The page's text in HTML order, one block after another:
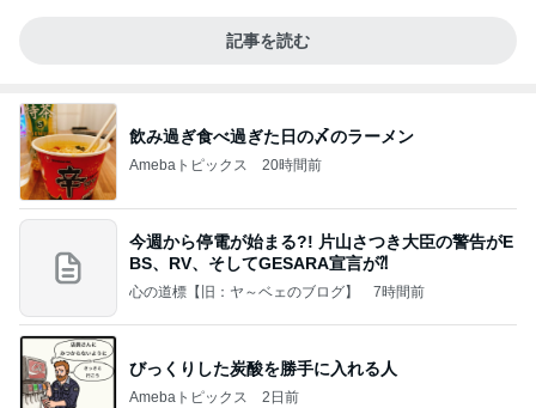
記事を読む
飲み過ぎ食べ過ぎた日の〆のラーメン
Amebaトピックス 20時間前
今週から停電が始まる?! 片山さつき大臣の警告がE
BS、RV、そしてGESARA宣言が⁈
心の道標【旧：ヤ～ベェのブログ】 7時間前
びっくりした炭酸を勝手に入れる人
Amebaトピックス 2日前